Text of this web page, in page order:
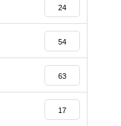
24
54
63
17